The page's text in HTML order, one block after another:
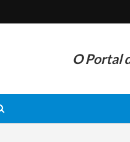
O Portal